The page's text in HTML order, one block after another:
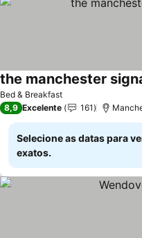
Bed & Breakfast
the manchester
8,9 Excelente 161
Selecione as datas para
exatos.